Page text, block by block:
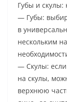
Губы и скулы:
— Губы:
в
нескольким
— Скулы:
на скулы,
верхнюю